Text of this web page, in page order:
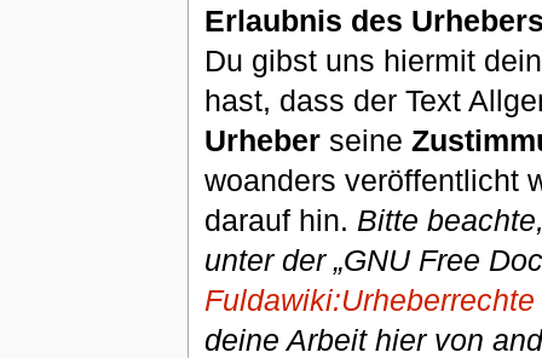
Erlaubnis des
Du gibst uns hiermit
hast, dass der Text
Urheberseine
woanders veröffentlicht
darauf hin. Bitte
unter der „GNU Free
Fuldawiki:Urheberrechte
deine Arbeit hier von